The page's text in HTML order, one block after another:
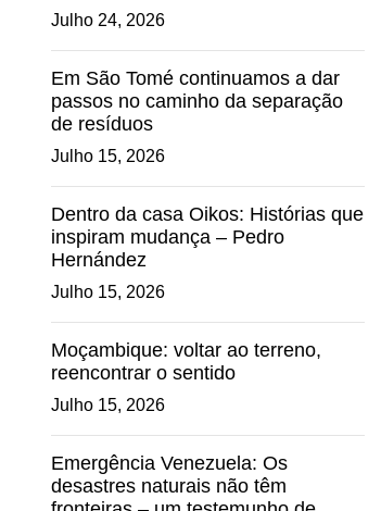
Julho 24, 2026
Em São Tomé continuamos a dar
passos no caminho da separação
de resíduos
Julho 15, 2026
Dentro da casa Oikos: Histórias que
inspiram mudança – Pedro
Hernández
Julho 15, 2026
Moçambique: voltar ao terreno,
reencontrar o sentido
Julho 15, 2026
Emergência Venezuela: Os
desastres naturais não têm